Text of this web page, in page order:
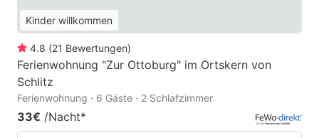
Kinder willkommen
4.8 (21 Bewertungen)
Ferienwohnung "Zur Ottoburg" im Ortskern von
Schlitz
Ferienwohnung · 6 Gäste · 2 Schlafzimmer
33€ /Nacht*